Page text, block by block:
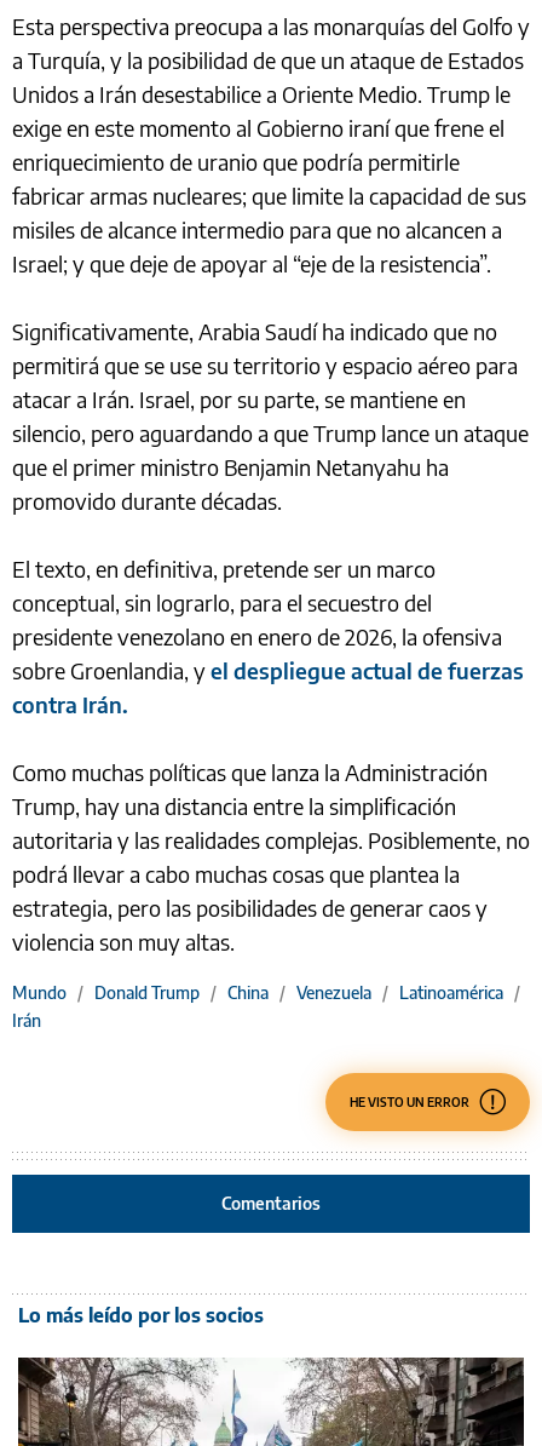
Esta perspectiva preocupa a las monarquías del Golfo y
a Turquía, y la posibilidad de que un ataque de Estados
Unidos a Irán desestabilice a Oriente Medio. Trump le
exige en este momento al Gobierno iraní que frene el
enriquecimiento de uranio que podría permitirle
fabricar armas nucleares; que limite la capacidad de sus
misiles de alcance intermedio para que no alcancen a
Israel; y que deje de apoyar al “eje de la resistencia”.
Significativamente, Arabia Saudí ha indicado que no
permitirá que se use su territorio y espacio aéreo para
atacar a Irán. Israel, por su parte, se mantiene en
silencio, pero aguardando a que Trump lance un ataque
que el primer ministro Benjamin Netanyahu ha
promovido durante décadas.
El texto, en definitiva, pretende ser un marco
conceptual, sin lograrlo, para el secuestro del
presidente venezolano en enero de 2026, la ofensiva
sobre Groenlandia, yel despliegue actual de fuerzas
contra Irán.
Como muchas políticas que lanza la Administración
Trump, hay una distancia entre la simplificación
autoritaria y las realidades complejas. Posiblemente, no
podrá llevar a cabo muchas cosas que plantea la
estrategia, pero las posibilidades de generar caos y
violencia son muy altas.
Mundo / Donald Trump / China / Venezuela / Latinoamérica /
Irán
HE VISTO UN ERROR
Comentarios
Lo más leído por los socios